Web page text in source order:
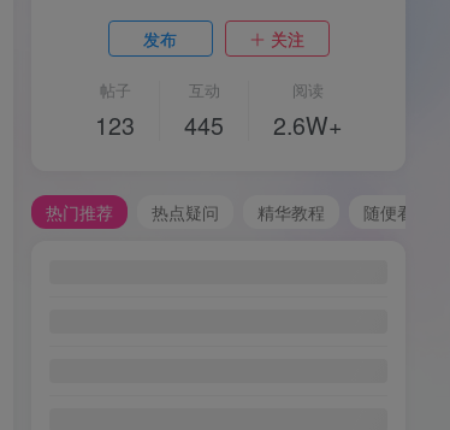
发布 关注
帖子
123
互动
445
阅读
2.6W+
热门推荐 热点疑问 精华教程 随便看看